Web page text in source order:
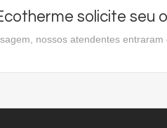
solicite seu
nossos atendentes entraram